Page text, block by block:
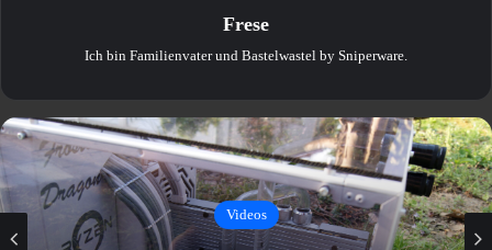
Frese
Ich bin Familienvater und Bastelwastel by Sniperware.
Videos